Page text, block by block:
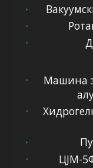
Машина
ЦЈМ-